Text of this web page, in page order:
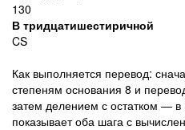
130
В тридцатишестиричной
CS
Как выполняется перевод:
степеням основания 8 и
затем делением с остатком —
показывает оба шага с